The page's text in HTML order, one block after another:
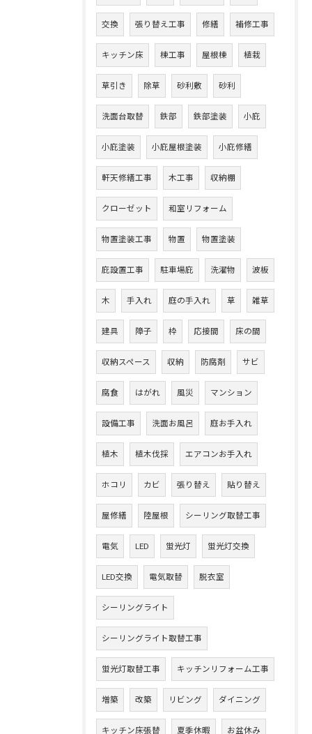
交換 張り替え工事 修繕 補修工事
キッチン床 棟工事 屋根棟 植栽
草引き 除草 砂利敷 砂利
洗面台取替 鉄部 鉄部塗装 小庇
小庇塗装 小庇屋根塗装 小庇修繕
軒天修繕工事 木工事 収納棚
クローゼット 和室リフォーム
物置塗装工事 物置 物置塗装
庇設置工事 駐車場庇 洗濯物 波板
木 手入れ 庭の手入れ 草 雑草
建具 障子 枠 応接間 床の間
収納スペース 収納 防腐剤 サビ
腐食 はがれ 風災 マンション
設備工事 洗面お風呂 庭お手入れ
植木 植木伐採 エアコンお手入れ
ホコリ カビ 張り替え 貼り替え
屋修繕 陸屋根 シーリング取替工事
電気 LED 蛍光灯 蛍光灯交換
LED交換 電気取替 脱衣室
シーリングライト
シーリングライト取替工事
蛍光灯取替工事 キッチンリフォーム工事
増築 改築 リビング ダイニング
キッチン床張替 夏季休暇 お盆休み